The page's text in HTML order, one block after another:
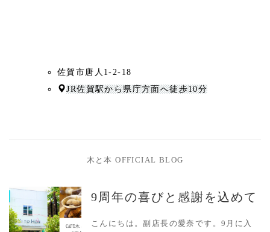
佐賀市唐人1-2-18
JR佐賀駅から県庁方面へ徒歩10分
木と本 OFFICIAL BLOG
9周年の喜びと感謝を込めて
こんにちは。副店長の愛奈です。9月に入